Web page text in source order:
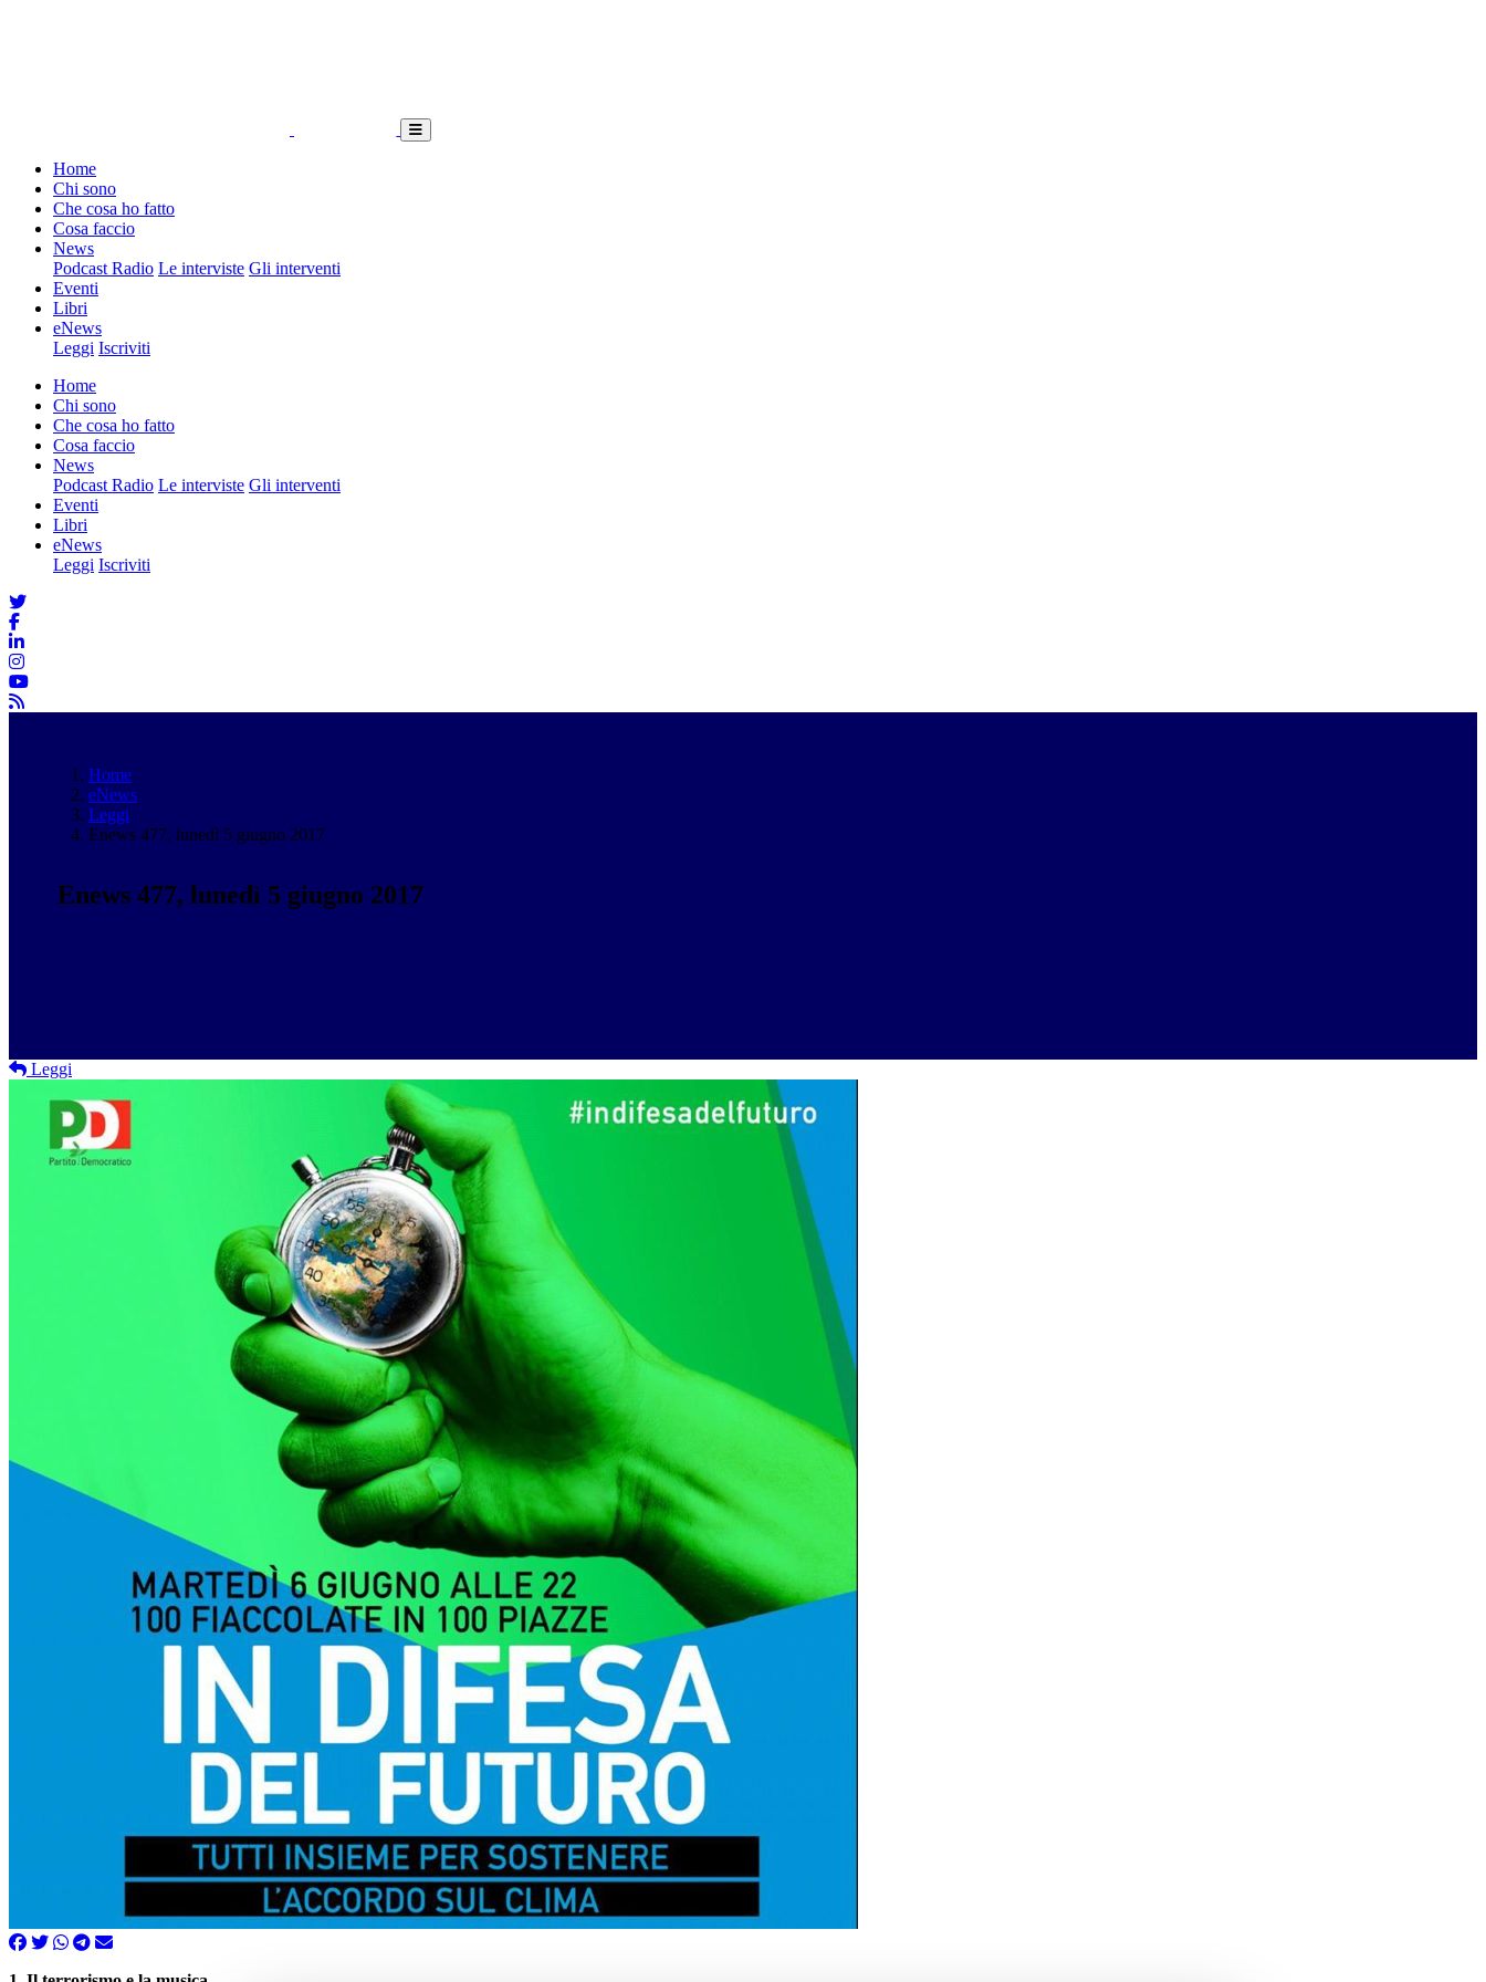
Home
Chi sono
Che cosa ho fatto
Cosa faccio
News
Podcast Radio Le interviste Gli interventi
Eventi
Libri
eNews
Leggi Iscriviti
Home
Chi sono
Che cosa ho fatto
Cosa faccio
News
Podcast Radio Le interviste Gli interventi
Eventi
Libri
eNews
Leggi Iscriviti
Home
eNews
Leggi
Enews 477, lunedì 5 giugno 2017
Enews 477, lunedì 5 giugno 2017
Leggi